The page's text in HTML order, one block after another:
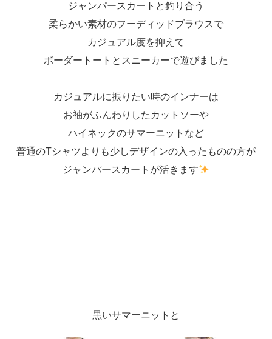
ジャンパースカートと釣り合う
柔らかい素材のフーディッドブラウスで
カジュアル度を抑えて
ボーダートートとスニーカーで遊びました
カジュアルに振りたい時のインナーは
お袖がふんわりしたカットソーや
ハイネックのサマーニットなど
普通のTシャツよりも少しデザインの入ったものの方が
ジャンパースカートが活きます
黒いサマーニットと